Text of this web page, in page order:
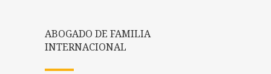
ABOGADO DE FAMILIA
INTERNACIONAL